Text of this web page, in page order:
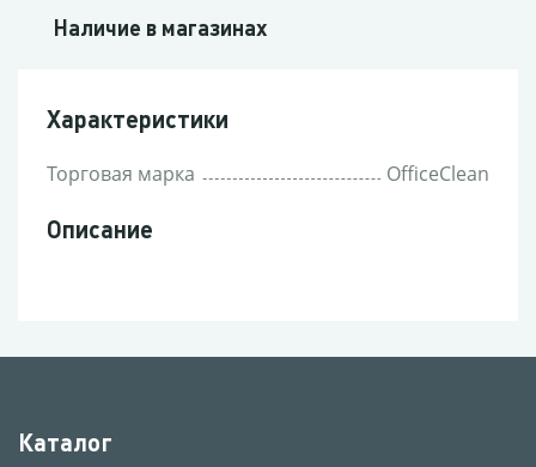
Наличие в магазинах
Характеристики
Торговая марка OfficeClean
Описание
Каталог